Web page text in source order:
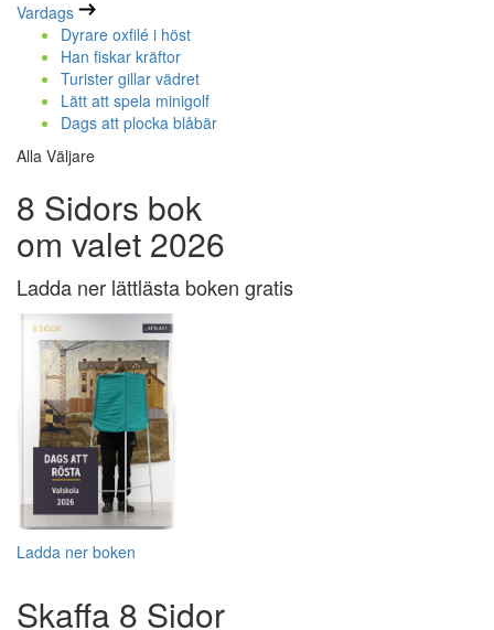
Vardags
Dyrare oxfilé i höst
Han fiskar kräftor
Turister gillar vädret
Lätt att spela minigolf
Dags att plocka blåbär
Alla Väljare
8 Sidors bok
om valet 2026
Ladda ner lättlästa boken gratis
Ladda ner boken
Skaffa 8 Sidor